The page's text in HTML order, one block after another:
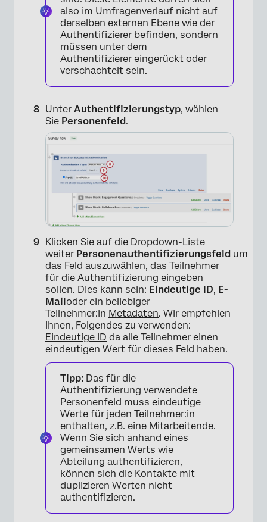
×
also im Umfragenverlauf nicht auf
derselben externen Ebene wie der
Authentifizierer befinden, sondern
müssen unter dem
Authentifizierer eingerückt oder
verschachtelt sein.
Unter Authentifizierungstyp, wählen
Sie Personenfeld.
Klicken Sie auf die Dropdown-Liste
weiter Personenauthentifizierungsfeld um
das Feld auszuwählen, das Teilnehmer
für die Authentifizierung eingeben
sollen. Dies kann sein: Eindeutige ID, E-
Mailoder ein beliebiger
Teilnehmer:in Metadaten. Wir empfehlen
Ihnen, Folgendes zu verwenden:
Eindeutige ID da alle Teilnehmer einen
eindeutigen Wert für dieses Feld haben.
Tipp: Das für die
Authentifizierung verwendete
Personenfeld muss eindeutige
Werte für jeden Teilnehmer:in
enthalten, z.B. eine Mitarbeitende.
Wenn Sie sich anhand eines
gemeinsamen Werts wie
Abteilung authentifizieren,
können sich die Kontakte mit
duplizieren Werten nicht
authentifizieren.